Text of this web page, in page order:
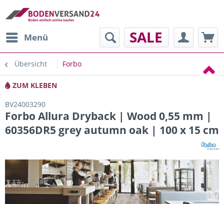
Menü SALE
Übersicht Forbo
ZUM KLEBEN
BV24003290
Forbo Allura Dryback | Wood 0,55 mm |
60356DR5 grey autumn oak | 100 x 15 cm